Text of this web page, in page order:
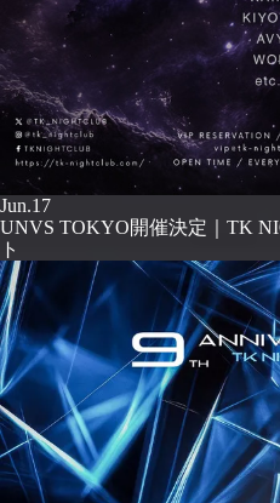
Jun.17
UNVS TOKYO開催決定｜TK
ト